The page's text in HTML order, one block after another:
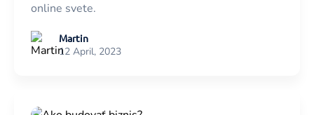
online svete.
Martin
12 April, 2023